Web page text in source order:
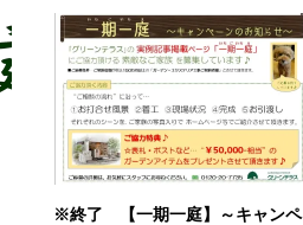
※終了 【一期一庭】～キャンペ